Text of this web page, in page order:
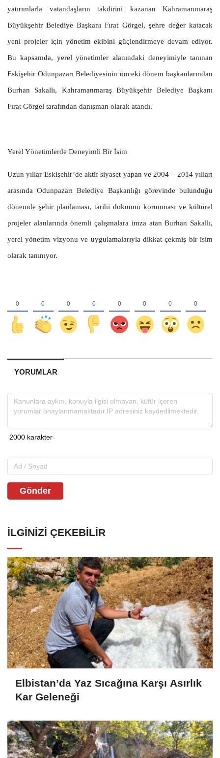
yatırımlarla vatandaşların takdirini kazanan Kahramanmaraş
Büyükşehir Belediye Başkanı Fırat Görgel, şehre değer katacak
yeni projeler için yönetim ekibini güçlendirmeye devam ediyor.
Bu kapsamda, yerel yönetimler alanındaki deneyimiyle tanınan
Eskişehir Odunpazarı Belediyesinin önceki dönem başkanlarından
Burhan Sakallı, Kahramanmaraş Büyükşehir Belediye Başkanı
Fırat Görgel tarafından danışman olarak atandı.
Yerel Yönetimlerde Deneyimli Bir İsim
Uzun yıllar Eskişehir’de aktif siyaset yapan ve 2004 – 2014 yılları
arasında Odunpazarı Belediye Başkanlığı görevinde bulunduğu
dönemde şehir planlaması, tarihi dokunun korunması ve kültürel
projeler alanlarında önemli çalışmalara imza atan Burhan Sakallı,
yerel yönetim vizyonu ve uygulamalarıyla dikkat çekmiş bir isim
olarak tanınıyor.
YORUMLAR
Gönder
İLGINIZI ÇEKEBILIR
Elbistan’da Yaz Sıcağına Karşı Asırlık
Kar Geleneği